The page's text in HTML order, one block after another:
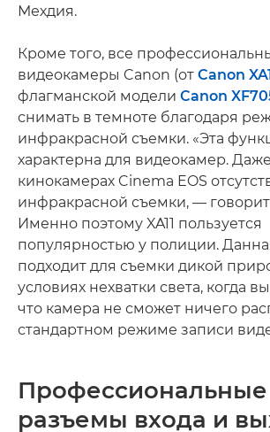
Мехдия.
Кроме того, все
видеокамеры Canon (от Canon
флагманской модели Canon
снимать в темноте благодаря
инфракрасной съемки. «Эта
характерна для видеокамер.
кинокамерах Cinema EOS
инфракрасной съемки, —
Именно поэтому XA11 пользуется
популярностью у полиции.
подходит для съемки дикой
условиях нехватки света, когда
что камера не сможет ничего
стандартном режиме записи
Профессиональные
разъемы входа и